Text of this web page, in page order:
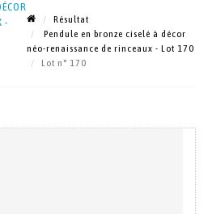
-
Résultat
Pendule en bronze ciselé à décor
néo-renaissance de rinceaux - Lot 170
Lot n° 170